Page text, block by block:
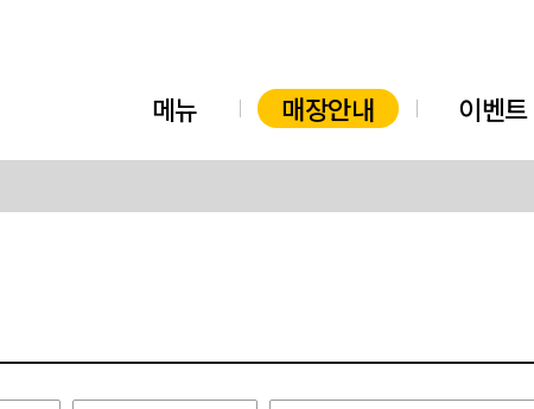
메뉴 매장안내 이벤트